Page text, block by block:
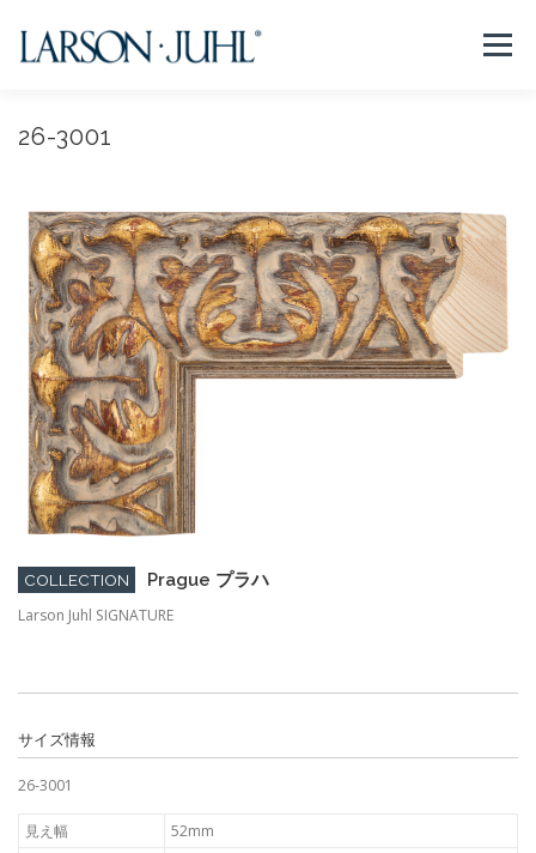
メニュー
NEWS
取扱店リスト お問い合わせ 法人のお客様
EN/CN
26-3001
COLLECTION
Prague プラハ
Larson Juhl SIGNATURE
サイズ情報
26-3001
見え幅
52mm